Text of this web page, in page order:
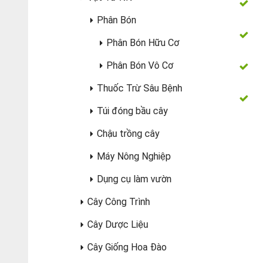
Phân Bón
Phân Bón Hữu Cơ
Phân Bón Vô Cơ
Thuốc Trừ Sâu Bệnh
Túi đóng bầu cây
Chậu trồng cây
Máy Nông Nghiệp
Dụng cụ làm vườn
Cây Công Trình
Cây Dược Liệu
Cây Giống Hoa Đào